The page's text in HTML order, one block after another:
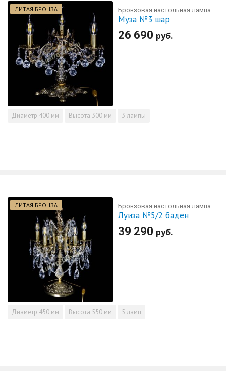
ЛИТАЯ БРОНЗА Бронзовая настольная лампа
Муза №3 шар
26 690 руб.
Диаметр 400 мм Высота 300 мм 3 лампы
ЛИТАЯ БРОНЗА Бронзовая настольная лампа
Луиза №5/2 баден
39 290 руб.
Диаметр 450 мм Высота 550 мм 5 ламп